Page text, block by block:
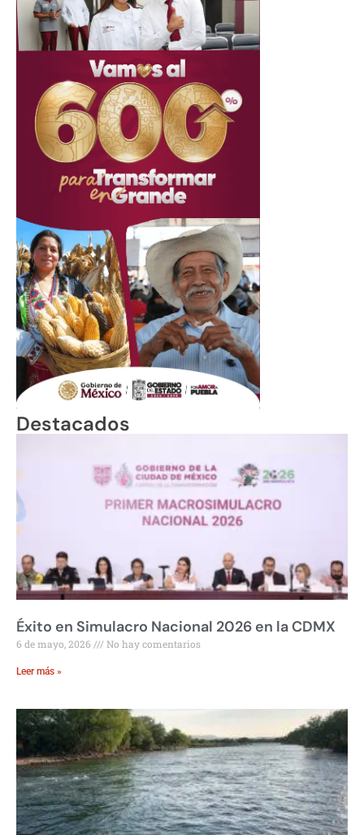
Destacados
Éxito en Simulacro Nacional 2026 en la CDMX
6 de mayo, 2026 No hay comentarios
Leer más »